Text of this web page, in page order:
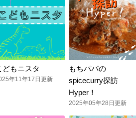
どもニスタ
年11年17日更新
もちパパの
spicecurry探訪
Hyper！
2025年05年28日更新